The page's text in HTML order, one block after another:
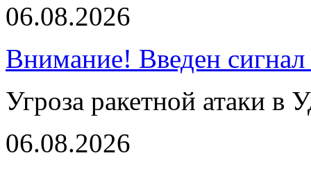
06.08.2026
Внимание! Введен
Угроза ракетной атаки
06.08.2026